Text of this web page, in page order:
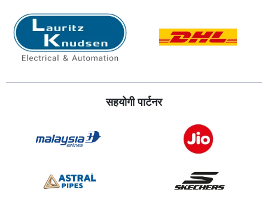
सहयोगी पार्टनर